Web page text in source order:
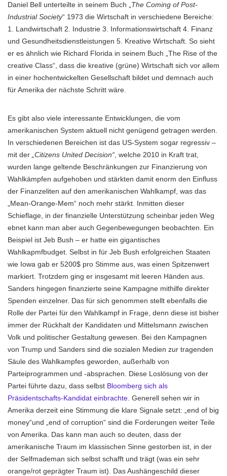
Daniel Bell unterteilte in seinem Buch „The Coming of Post-
Industrial Society“ 1973 die Wirtschaft in verschiedene Bereiche:
1. Landwirtschaft 2. Industrie 3. Informationswirtschaft 4. Finanz
und Gesundheitsdienstleistungen 5. Kreative Wirtschaft. So sieht
er es ähnlich wie Richard Florida in seinem Buch „The Rise of the
creative Class“, dass die kreative (grüne) Wirtschaft sich vor allem
in einer hochentwickelten Gesellschaft bildet und demnach auch
für Amerika der nächste Schritt wäre.
Es gibt also viele interessante Entwicklungen, die vom
amerikanischen System aktuell nicht genügend getragen werden.
In verschiedenen Bereichen ist das US-System sogar regressiv –
mit der „Citizens United Decision“, welche 2010 in Kraft trat,
wurden lange geltende Beschränkungen zur Finanzierung von
Wahlkämpfen aufgehoben und stärkten damit enorm den Einfluss
der Finanzeliten auf den amerikanischen Wahlkampf, was das
„Mean-Orange-Mem“ noch mehr stärkt. Inmitten dieser
Schieflage, in der finanzielle Unterstützung scheinbar jeden Weg
ebnet kann man aber auch Gegenbewegungen beobachten. Ein
Beispiel ist Jeb Bush – er hatte ein gigantisches
Wahlkapmfbudget. Selbst in für Jeb Bush erfolgreichen Staaten
wie Iowa gab er 5200$ pro Stimme aus, was einen Spitzenwert
markiert. Trotzdem ging er insgesamt mit leeren Händen aus.
Sanders hingegen finanzierte seine Kampagne mithilfe direkter
Spenden einzelner. Das für sich genommen stellt ebenfalls die
Rolle der Partei für den Wahlkampf in Frage, denn diese ist bisher
immer der Rückhalt der Kandidaten und Mittelsmann zwischen
Volk und politischer Gestaltung gewesen. Bei den Kampagnen
von Trump und Sanders sind die sozialen Medien zur tragenden
Säule des Wahlkampfes geworden, außerhalb von
Parteiprogrammen und -absprachen. Diese Loslösung von der
Partei führte dazu, dass selbst Bloomberg sich als
Präsidentschafts-Kandidat einbrachte. Generell sehen wir in
Amerika derzeit eine Stimmung die klare Signale setzt: „end of big
money“und „end of corruption“ sind die Forderungen weiter Teile
von Amerika. Das kann man auch so deuten, dass der
amerikanische Traum im klassischen Sinne gestorben ist, in der
der Selfmademan sich selbst schafft und trägt (was ein sehr
orange/rot geprägter Traum ist). Das Aushängeschild dieser